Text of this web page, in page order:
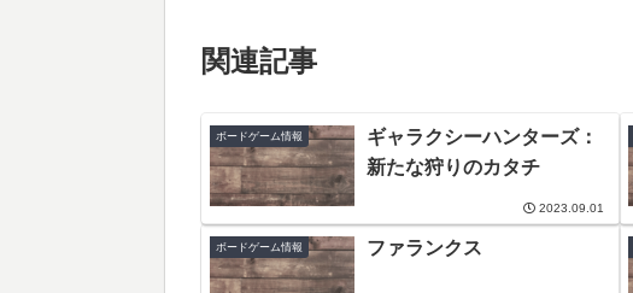
関連記事
ボードゲーム情報
ギャラクシーハンターズ：
新たな狩りのカタチ
2023.09.01
ボードゲーム情報 ファランクス